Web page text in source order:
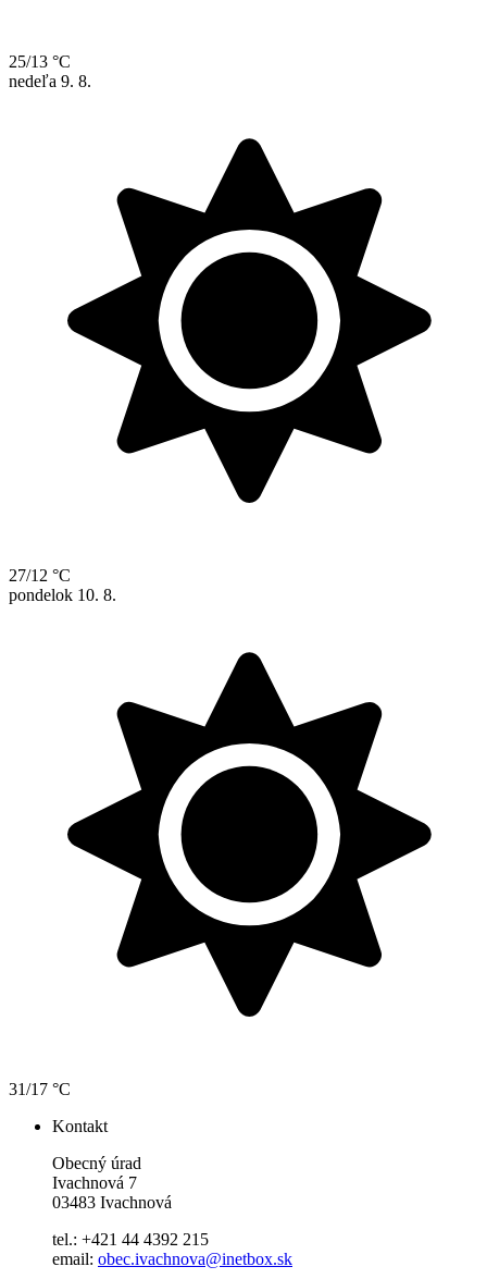
25/13 °C
nedeľa 9. 8.
27/12 °C
pondelok 10. 8.
31/17 °C
Kontakt
Obecný úrad
Ivachnová 7
03483 Ivachnová
tel.: +421 44 4392 215
email: obec.ivachnova@inetbox.sk